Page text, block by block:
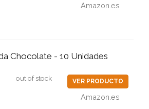
Amazon.es
Chocolate - 10 Unidades
out of stock VER PRODUCTO
Amazon.es